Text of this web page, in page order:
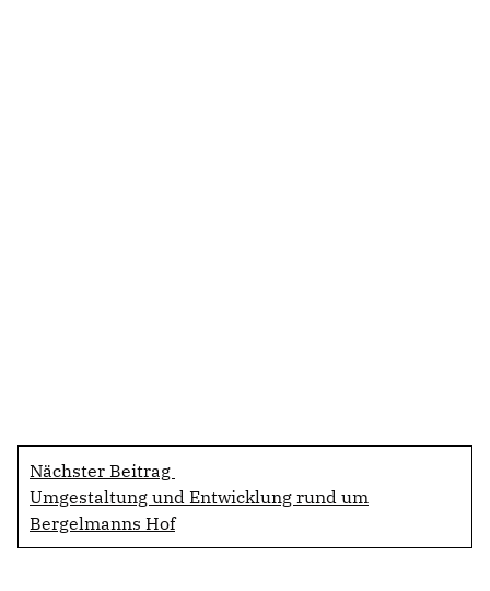
Nächster Beitrag
Umgestaltung und Entwicklung rund um
Bergelmanns Hof